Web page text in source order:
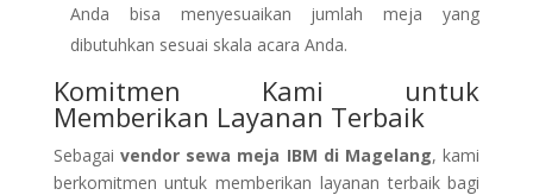
Anda bisa menyesuaikan jumlah meja yang
dibutuhkan sesuai skala acara Anda.
Komitmen Kami untuk
Memberikan Layanan Terbaik
Sebagai vendor sewa meja IBM di Magelang, kami
berkomitmen untuk memberikan layanan terbaik bagi